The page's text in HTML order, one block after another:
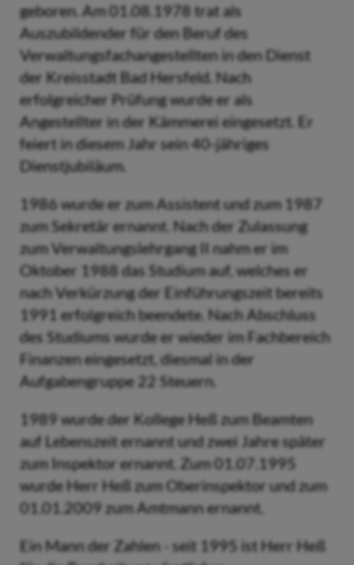
geboren. Am 01.08.1978 trat als
Auszubildender für den Beruf des
Verwaltungsfachangestellten in den Dienst
der Kreisstadt Bad Hersfeld. Nach
erfolgreicher Prüfung wurde er als
Angestellter in der Kämmerei eingesetzt. Er
feiert in diesem Jahr sein 40-jähriges
Dienstjubiläum.
1986 wurde er zum Assistent und zum 1987
zum Sekretär ernannt. Nach der Zulassung
zum Verwaltungslehrgang II nahm er im
Oktober 1988 das Studium auf, welches er
nach Verkürzung der Einführungszeit bereits
1991 erfolgreich beendete. Nach Abschluss
des Studiums wurde er wieder im Fachbereich
Finanzen eingesetzt, diesmal in der
Aufgabengruppe 22 Steuern.
1989 wurde der Kollege Heß zum Beamten
auf Lebenszeit ernannt und zwei Jahre später
zum Inspektor ernannt. Zum 01.07.1995
wurde Herr Heß zum Oberinspektor und zum
01.01.2009 zum Amtmann ernannt.
Ein Mann der Zahlen - seit 1995 ist Herr Heß